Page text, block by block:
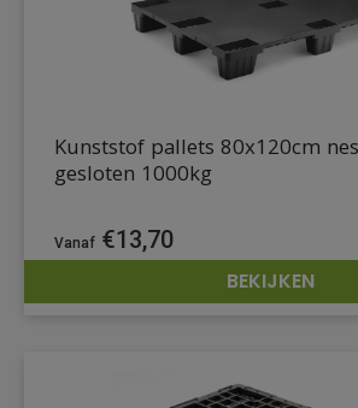
Kunststof pallets 80x120cm
gesloten 1000kg
€13,70
BEKIJKEN